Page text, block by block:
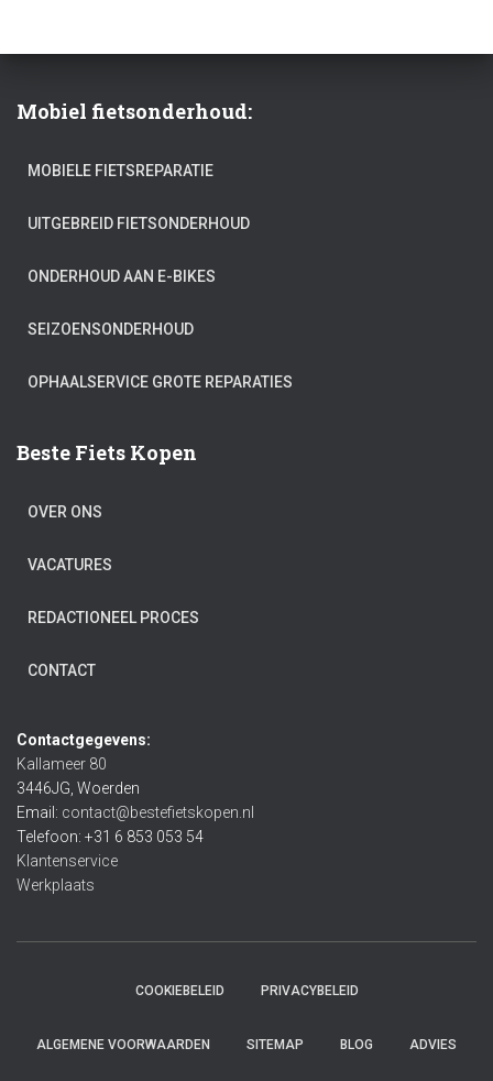
Mobiel fietsonderhoud:
MOBIELE FIETSREPARATIE
UITGEBREID FIETSONDERHOUD
ONDERHOUD AAN E-BIKES
SEIZOENSONDERHOUD
OPHAALSERVICE GROTE REPARATIES
Beste Fiets Kopen
OVER ONS
VACATURES
REDACTIONEEL PROCES
CONTACT
Contactgegevens:
Kallameer 80
3446JG, Woerden
Email: contact@bestefietskopen.nl
Telefoon: +31 6 853 053 54
Klantenservice
Werkplaats
COOKIEBELEID PRIVACYBELEID
ALGEMENE VOORWAARDEN SITEMAP BLOG ADVIES